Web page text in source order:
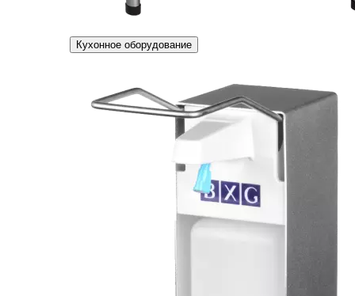
Кухонное оборудование